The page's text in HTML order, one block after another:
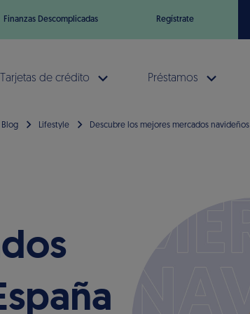
Finanzas Descomplicadas Regístrate
Tarjetas de crédito Préstamos
Blog Lifestyle Descubre los mejores mercados navideños